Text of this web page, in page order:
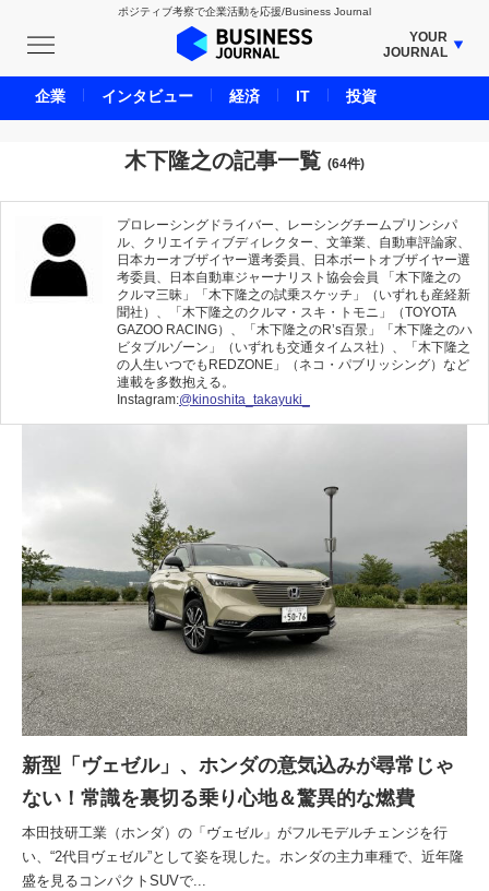
ポジティブ考察で企業活動を応援/Business Journal
YOUR
JOURNAL
BUSINESS JOURNAL
UNICORN JOURNAL
CARBON CREDITS JOURNAL
ENERGY MANAGEMENT JOURNAL
INBOUND JOURNAL
LIFE ENDING JOURNAL
AI JOURNAL
REAL ESTATE BROKERAGE JOURNAL
SMART MARKETING JOURNAL
木下隆之の記事一覧 (64件)
プロレーシングドライバー、レーシングチームプリンシパ
ル、クリエイティブディレクター、文筆業、自動車評論家、
日本カーオブザイヤー選考委員、日本ボートオブザイヤー選
考委員、日本自動車ジャーナリスト協会会員 「木下隆之の
クルマ三昧」「木下隆之の試乗スケッチ」（いずれも産経新
聞社）、「木下隆之のクルマ・スキ・トモニ」（TOYOTA
GAZOO RACING）、「木下隆之のR’s百景」「木下隆之のハ
ビタブルゾーン」（いずれも交通タイムス社）、「木下隆之
の人生いつでもREDZONE」（ネコ・パブリッシング）など
連載を多数抱える。
Instagram:@kinoshita_takayuki_
新型「ヴェゼル」、ホンダの意気込みが尋常じゃ
ない！常識を裏切る乗り心地＆驚異的な燃費
本田技研工業（ホンダ）の「ヴェゼル」がフルモデルチェンジを行
い、“2代目ヴェゼル”として姿を現した。ホンダの主力車種で、近年隆
盛を見るコンパクトSUVで...
企業 インタビュー 経済 IT 投資